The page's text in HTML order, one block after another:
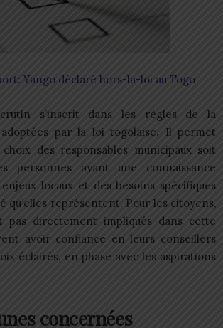
Yango déclaré hors-la-loi au Togo
s’inscrit dans les règles de la
par la loi togolaise. Il permet
choix des responsables municipaux soit
personnes ayant une connaissance
locaux et des besoins spécifiques
qu’elles représentent. Pour les citoyens,
pas directement impliqués dans cette
avoir confiance en leurs conseillers
éclairés, en phase avec les aspirations
concernées